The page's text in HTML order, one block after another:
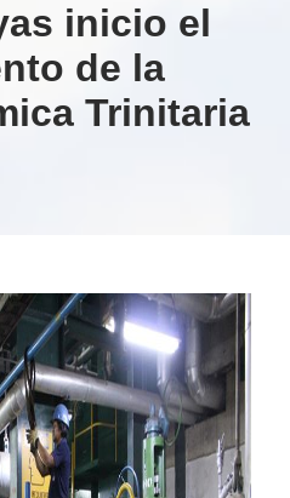
inicio el
de la
Trinitaria